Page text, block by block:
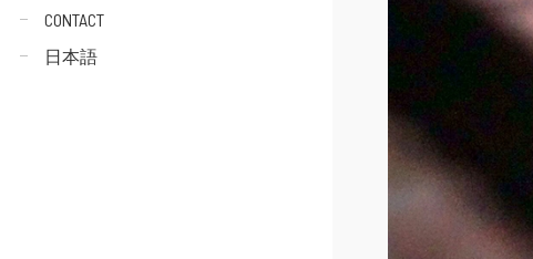
CONTACT
日本語